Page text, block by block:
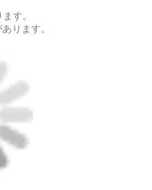
す。
ります。